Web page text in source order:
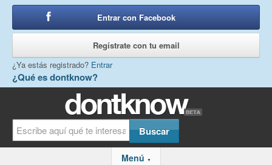
¿Qué es dontknow?
Entrar con Facebook
Regístrate con tu email
¿Ya estás registrado? Entrar
Menú ▼